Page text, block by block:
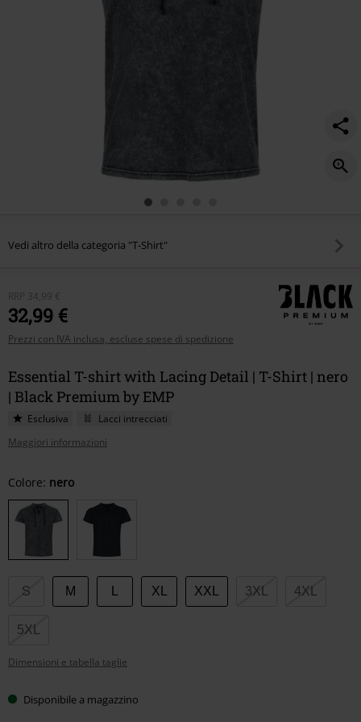
Vedi altro della categoria "T-Shirt"
RRP 34,99 €
32,99 €
Prezzi con IVA inclusa, escluse spese di spedizione
Essential T-shirt with Lacing Detail | T-Shirt | nero
| Black Premium by EMP
Esclusiva
Lacci intrecciati
Maggiori informazioni
Scegli
la
tua
Colore: nero
S M XL XXL 3XL 4XL
5XL
Dimensioni e tabella taglie
Disponibile a magazzino